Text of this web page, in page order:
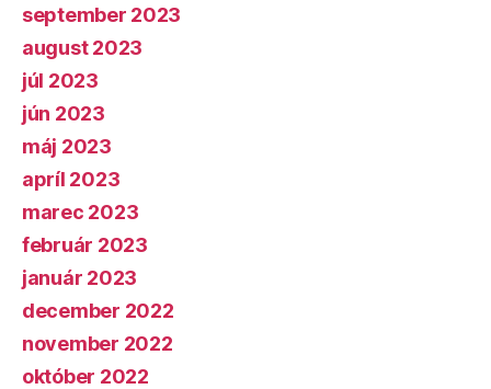
september 2023
august 2023
júl 2023
jún 2023
máj 2023
apríl 2023
marec 2023
február 2023
január 2023
december 2022
november 2022
október 2022